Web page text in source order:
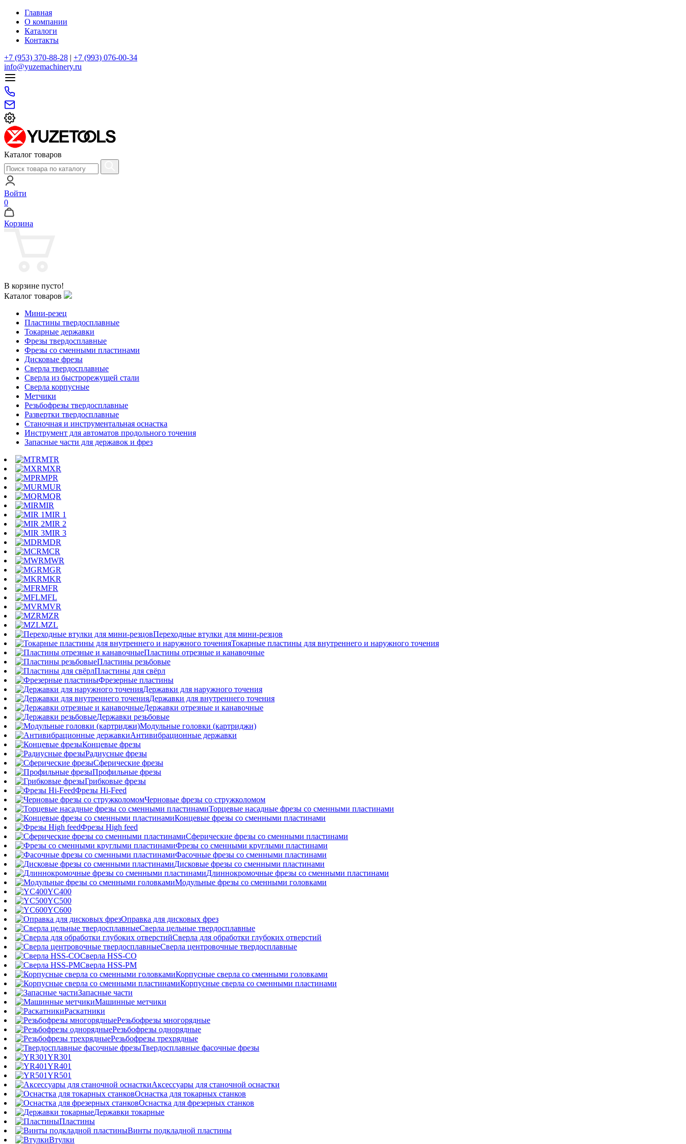
Главная
О компании
Каталоги
Контакты
+7 (953) 370-88-28 | +7 (993) 076-00-34
info@yuzemachinery.ru
Каталог товаров
Войти
0
Корзина
В корзине пусто!
Каталог товаров
Мини-резец
Пластины твердосплавные
Токарные державки
Фрезы твердосплавные
Фрезы со сменными пластинами
Дисковые фрезы
Сверла твердосплавные
Сверла из быстрорежущей стали
Сверла корпусные
Метчики
Резьбофрезы твердосплавные
Развертки твердосплавные
Станочная и инструментальная оснастка
Инструмент для автоматов продольного точения
Запасные части для державок и фрез
MTR
MXR
MPR
MUR
MQR
MIR
MIR 1
MIR 2
MIR 3
MDR
MCR
MWR
MGR
MKR
MFR
MFL
MVR
MZR
MZL
Переходные втулки для мини-резцов
Токарные пластины для внутреннего и наружного точения
Пластины отрезные и канавочные
Пластины резьбовые
Пластины для свёрл
Фрезерные пластины
Державки для наружного точения
Державки для внутреннего точения
Державки отрезные и канавочные
Державки резьбовые
Модульные головки (картриджи)
Антивибрационные державки
Концевые фрезы
Радиусные фрезы
Сферические фрезы
Профильные фрезы
Грибковые фрезы
Фрезы Hi-Feed
Черновые фрезы со стружколомом
Торцевые насадные фрезы со сменными пластинами
Концевые фрезы со сменными пластинами
Фрезы High feed
Сферические фрезы со сменными пластинами
Фрезы со сменными круглыми пластинами
Фасочные фрезы со сменными пластинами
Дисковые фрезы со сменными пластинами
Длиннокромочные фрезы со сменными пластинами
Модульные фрезы со сменными головками
YC400
YC500
YC600
Оправка для дисковых фрез
Сверла цельные твердосплавные
Сверла для обработки глубоких отверстий
Сверла центровочные твердосплавные
Сверла HSS-CO
Сверла HSS-PM
Корпусные сверла со сменными головками
Корпусные сверла со сменными пластинами
Запасные части
Машинные метчики
Раскатники
Резьбофрезы многорядные
Резьбофрезы однорядные
Резьбофрезы трехрядные
Твердосплавные фасочные фрезы
YR301
YR401
YR501
Аксессуары для станочной оснастки
Оснастка для токарных станков
Оснастка для фрезерных станков
Державки токарные
Пластины
Винты подкладной пластины
Втулки